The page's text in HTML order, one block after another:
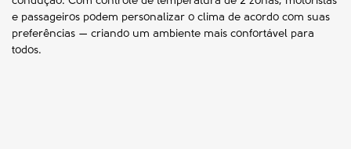
e passageiros podem personalizar o clima de acordo com suas
preferências — criando um ambiente mais confortável para
todos.